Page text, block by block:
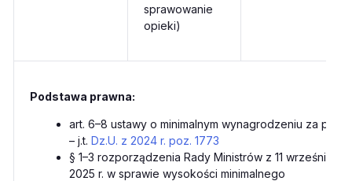
sprawowanie
opieki)
Podstawa prawna:
art. 6–8 ustawy o minimalnym wynagrodzeniu za pracę
– j.t. Dz.U. z 2024 r. poz. 1773
§ 1–3 rozporządzenia Rady Ministrów z 11 września
2025 r. w sprawie wysokości minimalnego